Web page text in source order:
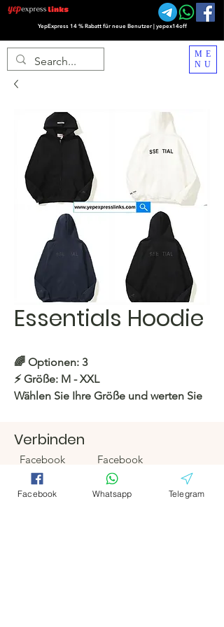
YepExpress 14 % Rabatt für neue Benutzer | yepex14off
ME
NU
Essentials Hoodie
🌈 Optionen: 3
⚡️Größe: M - XXL
Wählen Sie Ihre Größe und werten Sie
perfekter Look!
https://c.hacoo.pl/eB6uU
Verbinden
Facebook
Telegramm
Hacoo Store
Tabellenkalkula
Facebook
Telegramm
Facebook Whatsapp Telegram